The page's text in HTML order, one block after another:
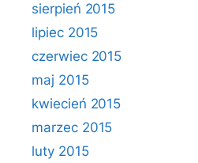
sierpień 2015
lipiec 2015
czerwiec 2015
maj 2015
kwiecień 2015
marzec 2015
luty 2015